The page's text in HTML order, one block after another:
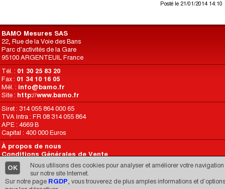
OK
Nous utilisons des cookies pour analyser et améliorer votre navigation
sur notre site Internet.
Sur notre page RGDP, vous trouverez de plus amples informations et d’options
Posté le 21/01/2014 14:10
BAMO Mesures SAS
22, Rue de la Voie des Bans
Parc d'activités de la Gare
95100 ARGENTEUIL France
Tél. : 01 30 25 83 20
Fax : 01 34 10 16 05
Mél. : info@bamo.fr
Site : http://www.bamo.fr
Siret : 314 055 864 000 65
TVA Intra : FR 08 314 055 864
APE : 4669 B
Capital : 400 000 Euros
À propos de nous
Conditions Générales de Vente
Conditions d’Utilisation du Site
RGPD
Une réalisation deCARIMEDIAdepuis 1998